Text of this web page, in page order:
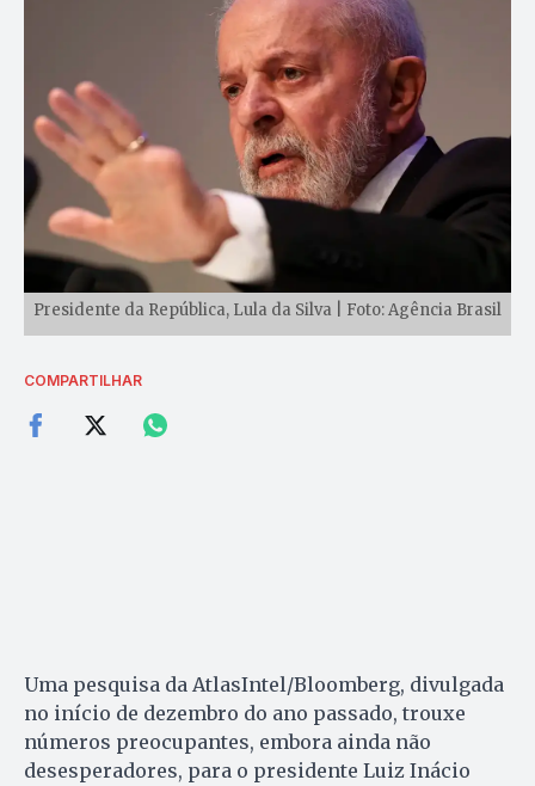
Presidente da República, Lula da Silva | Foto: Agência Brasil
COMPARTILHAR
Uma pesquisa da AtlasIntel/Bloomberg, divulgada
no início de dezembro do ano passado, trouxe
números preocupantes, embora ainda não
desesperadores, para o presidente Luiz Inácio